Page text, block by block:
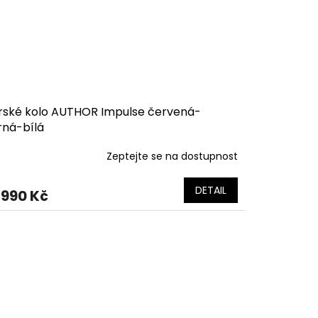
kolo AUTHOR Impulse červená-
bílá
Zeptejte se na dostupnost
Kč DETAIL